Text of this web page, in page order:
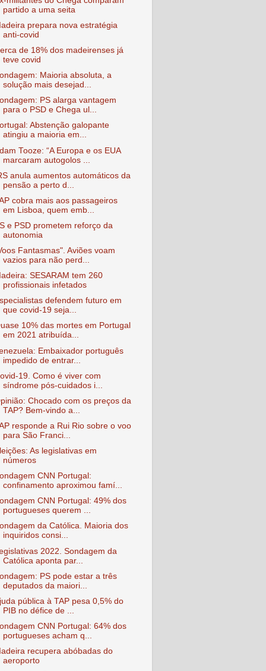
partido a uma seita
prepara nova estratégia
anti-covid
de 18% dos madeirenses já
teve covid
Maioria absoluta, a
solução mais desejad...
PS alarga vantagem
para o PSD e Chega ul...
Abstenção galopante
atingiu a maioria em...
Tooze: “A Europa e os EUA
marcaram autogolos ...
anula aumentos automáticos da
pensão a perto d...
cobra mais aos passageiros
em Lisboa, quem emb...
e PSD prometem reforço da
autonomia
Fantasmas". Aviões voam
vazios para não perd...
SESARAM tem 260
profissionais infetados
defendem futuro em
que covid-19 seja...
10% das mortes em Portugal
em 2021 atribuída...
Embaixador português
impedido de entrar...
19. Como é viver com
síndrome pós-cuidados i...
Chocado com os preços da
TAP? Bem-vindo a...
responde a Rui Rio sobre o voo
para São Franci...
As legislativas em
números
CNN Portugal:
confinamento aproximou famí...
CNN Portugal: 49% dos
portugueses querem ...
da Católica. Maioria dos
inquiridos consi...
2022. Sondagem da
Católica aponta par...
PS pode estar a três
deputados da maiori...
pública à TAP pesa 0,5% do
PIB no défice de ...
CNN Portugal: 64% dos
portugueses acham q...
recupera abóbadas do
aeroporto